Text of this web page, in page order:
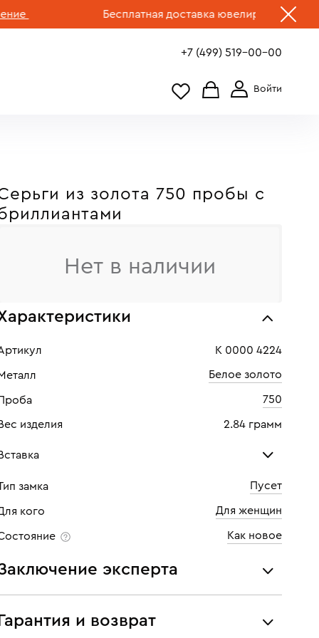
Бесплатная доставка ювелирных изделий
+7 (499) 519-00-00
из золота 750 пробы c
Нет в наличии
К 0000 4224
Белое золото
750
изделия 2.84 грамм
Бриллиант
2 шт
Огранка Круглая
замка Пусет
кого Для женщин
Как новое
эксперта
украшения проходят экспертизу подлинности и
характеристикам ювелирных изделий,
бриллиантов (вес, проба, драгоценный металл, цвет,
Гарантия и возврат